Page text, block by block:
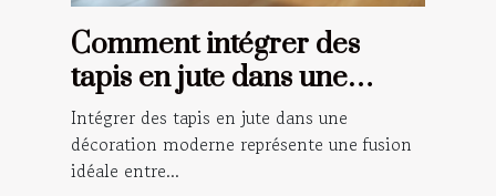
Comment intégrer des
tapis en jute dans une
décoration moderne ?
Intégrer des tapis en jute dans une
décoration moderne représente une fusion
idéale entre...